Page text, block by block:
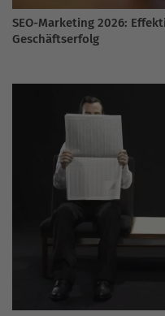
SEO-Marketing 2026:
Geschäftserfolg